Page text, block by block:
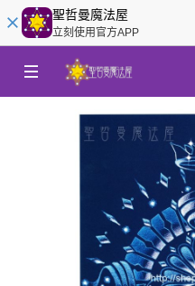
聖哲曼魔法屋
立刻使用官方APP